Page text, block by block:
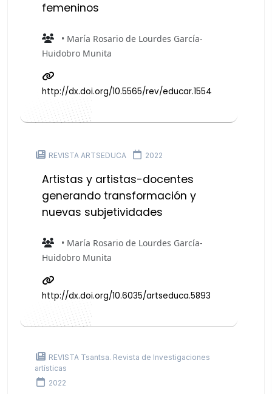
femeninos
• María Rosario de Lourdes García-
Huidobro Munita
http://dx.doi.org/10.5565/rev/educar.1554
REVISTA ARTSEDUCA 2022
Artistas y artistas-docentes
generando transformación y
nuevas subjetividades
• María Rosario de Lourdes García-
Huidobro Munita
http://dx.doi.org/10.6035/artseduca.5893
REVISTA Tsantsa. Revista de Investigaciones
artísticas
2022